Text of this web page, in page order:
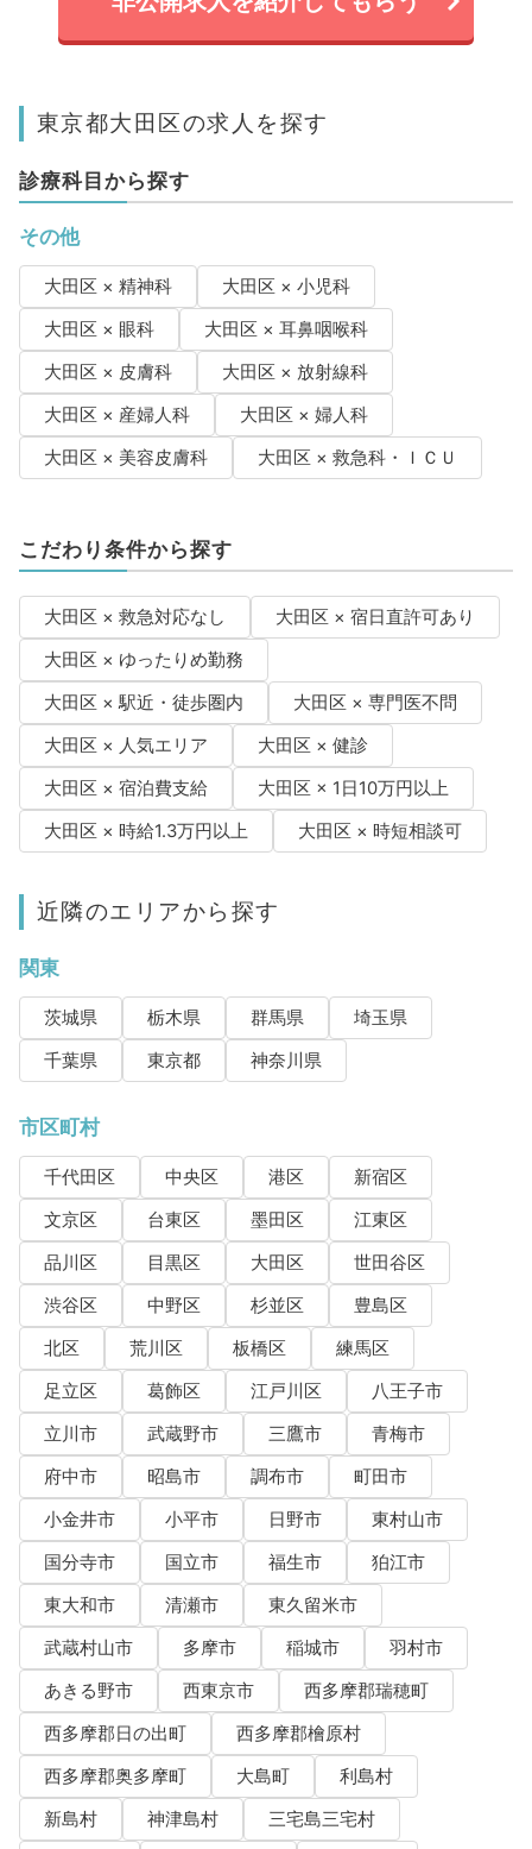
東京都大田区の求人を探す
診療科目から探す
その他
大田区 × 精神科
大田区 × 小児科
大田区 × 眼科
大田区 × 耳鼻咽喉科
大田区 × 皮膚科
大田区 × 放射線科
大田区 × 産婦人科
大田区 × 婦人科
大田区 × 美容皮膚科
大田区 × 救急科・ＩＣＵ
こだわり条件から探す
大田区 × 救急対応なし
大田区 × 宿日直許可あり
大田区 × ゆったりめ勤務
大田区 × 駅近・徒歩圏内
大田区 × 専門医不問
大田区 × 人気エリア
大田区 × 健診
大田区 × 宿泊費支給
大田区 × 1日10万円以上
大田区 × 時給1.3万円以上
大田区 × 時短相談可
近隣のエリアから探す
関東
茨城県 栃木県 群馬県
埼玉県
千葉県
東京都 神奈川県
市区町村
千代田区 中央区 港区
新宿区
文京区
台東区 墨田区
江東区
品川区
目黒区 大田区
世田谷区
渋谷区
中野区 杉並区
豊島区
北区
荒川区 板橋区
練馬区
足立区
葛飾区 江戸川区
八王子市
立川市
武蔵野市 三鷹市
青梅市
府中市
昭島市 調布市
町田市
小金井市
小平市 日野市
東村山市
国分寺市
国立市 福生市
狛江市
東大和市
清瀬市
東久留米市
武蔵村山市
多摩市 稲城市
羽村市
あきる野市
西東京市
西多摩郡瑞穂町
西多摩郡日の出町
西多摩郡檜原村
西多摩郡奥多摩町
大島町
利島村
新島村
神津島村
三宅島三宅村